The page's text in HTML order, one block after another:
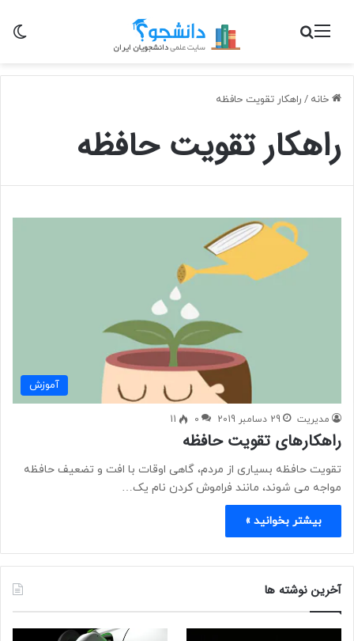
منو جستجو برای
خانه / راهکار تقویت حافظه
راهکار تقویت حافظه
آموزش
مدیریت 29 دسامبر 2019 0
11
راهکارهای تقویت حافظه
تقویت حافظه بسیاری از مردم، گاهی اوقات با افت و تضعیف حافظه
مواجه می شوند، مانند فراموش کردن نام یک…
بیشتر بخوانید »
آخرین نوشته ها